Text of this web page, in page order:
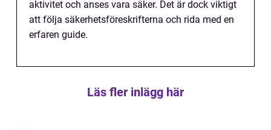
aktivitet och anses vara säker. Det är dock viktigt
att följa säkerhetsföreskrifterna och rida med en
erfaren guide.
Läs fler inlägg här